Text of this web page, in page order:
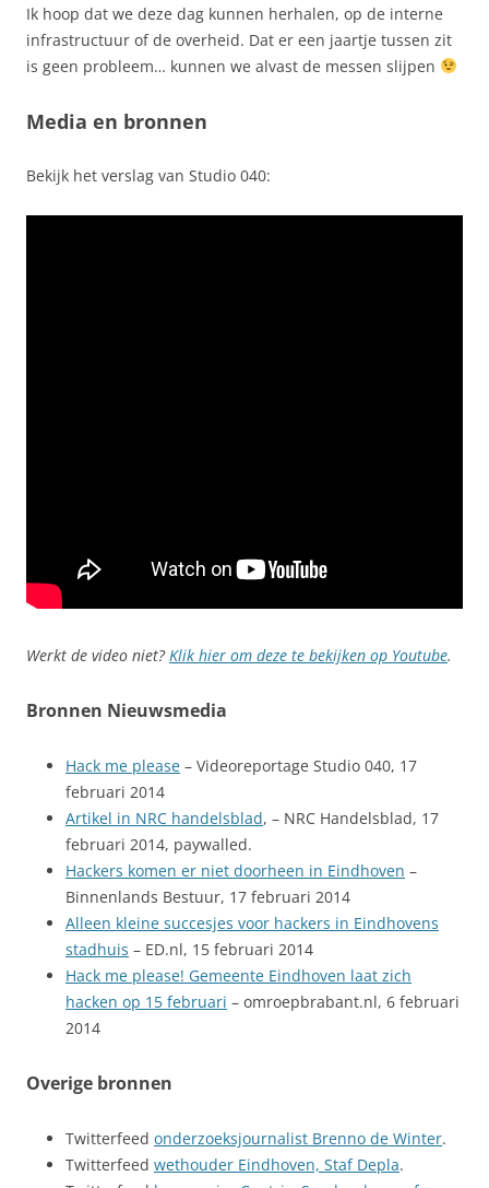
Ik hoop dat we deze dag kunnen herhalen, op de interne
infrastructuur of de overheid. Dat er een jaartje tussen zit
is geen probleem… kunnen we alvast de messen slijpen
Media en bronnen
Bekijk het verslag van Studio 040:
Werkt de video niet? Klik hier om deze te bekijken op Youtube.
Bronnen Nieuwsmedia
Hack me please – Videoreportage Studio 040, 17
februari 2014
Artikel in NRC handelsblad, – NRC Handelsblad, 17
februari 2014, paywalled.
Hackers komen er niet doorheen in Eindhoven –
Binnenlands Bestuur, 17 februari 2014
Alleen kleine succesjes voor hackers in Eindhovens
stadhuis – ED.nl, 15 februari 2014
Hack me please! Gemeente Eindhoven laat zich
hacken op 15 februari – omroepbrabant.nl, 6 februari
2014
Overige bronnen
Twitterfeed onderzoeksjournalist Brenno de Winter.
Twitterfeed wethouder Eindhoven, Staf Depla.